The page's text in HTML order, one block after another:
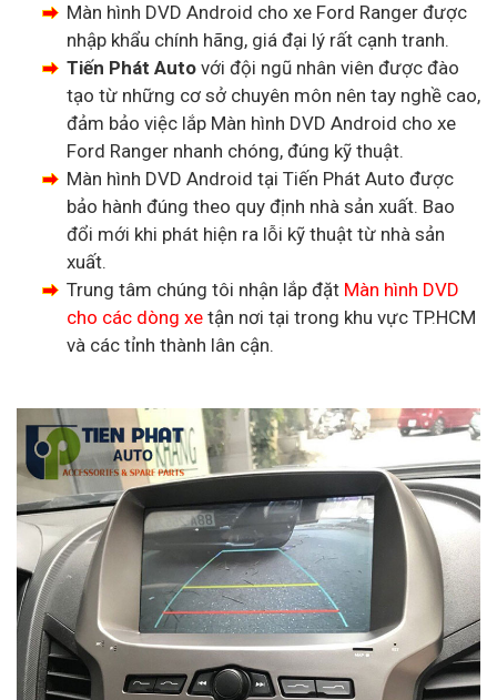
Màn hình DVD Android cho xe Ford Ranger được
nhập khẩu chính hãng, giá đại lý rất cạnh tranh.
Tiến Phát Auto với đội ngũ nhân viên được đào
tạo từ những cơ sở chuyên môn nên tay nghề cao,
đảm bảo việc lắp Màn hình DVD Android cho xe
Ford Ranger nhanh chóng, đúng kỹ thuật.
Màn hình DVD Android tại Tiến Phát Auto được
bảo hành đúng theo quy định nhà sản xuất. Bao
đổi mới khi phát hiện ra lỗi kỹ thuật từ nhà sản
xuất.
Trung tâm chúng tôi nhận lắp đặt Màn hình DVD
cho các dòng xe tận nơi tại trong khu vực TP.HCM
và các tỉnh thành lân cận.